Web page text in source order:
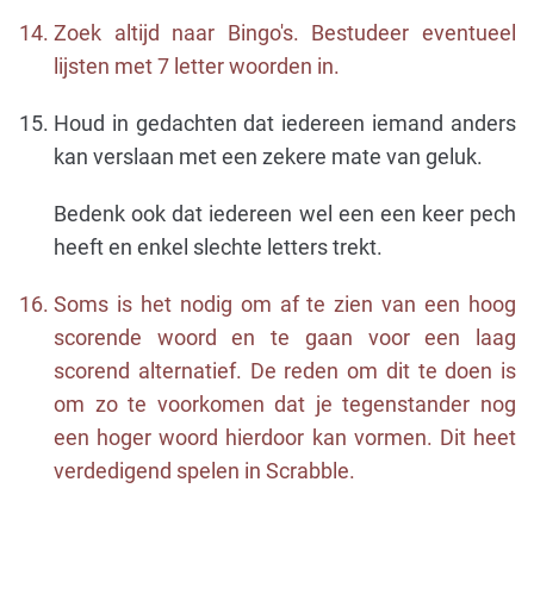
Zoek altijd naar Bingo's. Bestudeer eventueel
lijsten met 7 letter woorden in.
Houd in gedachten dat iedereen iemand anders
kan verslaan met een zekere mate van geluk.
Bedenk ook dat iedereen wel een een keer pech
heeft en enkel slechte letters trekt.
Soms is het nodig om af te zien van een ​​hoog
scorende woord en te gaan voor een laag
scorend alternatief. De reden om dit te doen is
om zo te voorkomen dat je tegenstander nog
een hoger woord hierdoor kan vormen. Dit heet
verdedigend spelen in Scrabble.